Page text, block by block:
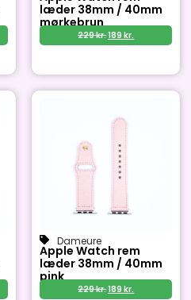
læder 38mm / 40mm
mørkebrun
229kr.189kr.
Dameure
Apple Watch rem
læder 38mm / 40mm
pink
229kr.189kr.